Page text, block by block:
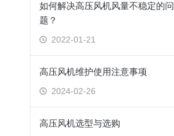
如何解决高压风机风量不稳定的问
题？
2022-01-21
高压风机维护使用注意事项
2024-02-26
高压风机选型与选购